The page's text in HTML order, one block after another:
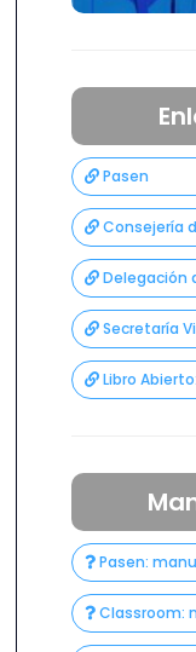
Pasen
Consejería
Delegación
Secretaría
Libro
Pasen:
Classroom: